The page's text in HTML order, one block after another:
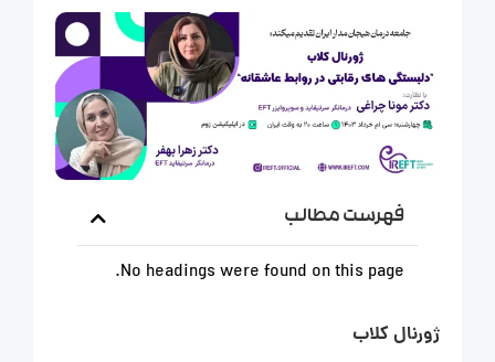
فهرست مطالب
No headings were found on this page.
ژورنال کلاب